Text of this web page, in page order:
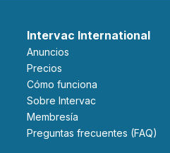
Intervac International
Anuncios
Precios
Cómo funciona
Sobre Intervac
Membresía
Preguntas frecuentes (FAQ)